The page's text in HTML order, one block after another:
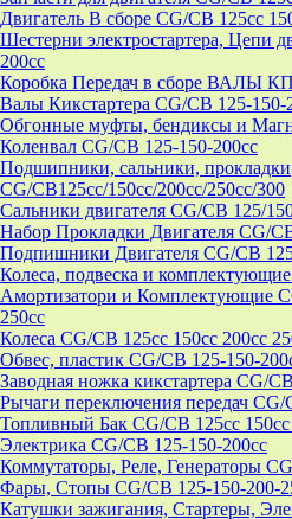
Двигатель В сборе CG/CB 125cc
Шестерни электростартера, Цепи
200cc
Коробка Передач в сборе ВАЛЫ
Валы Кикстартера CG/CB 125-150-
Обгонные муфты, бендиксы и
Коленвал CG/CB 125-150-200cc
Подшипники, сальники, прокладки
CG/CB125сс/150cc/200cc/250cc/300
Сальники двигателя CG/CB 125/
Набор Прокладки Двигателя CG/
Подпишники Двигателя CG/CB
Колеса, подвеска и
Амортизатори и Комплектующие
250cc
Колеса CG/CB 125cc 150cc 200cc
Обвес, пластик CG/CB 125-150-
Заводная ножка кикстартера CG/
Рычаги переключения передач CG/
Топливный Бак CG/CB 125cc 150cc
Электрика CG/CB 125-150-200cc
Коммутаторы, Реле, Генераторы
Фары, Стопы CG/CB 125-150-200-
Катушки зажигания, Стартеры,